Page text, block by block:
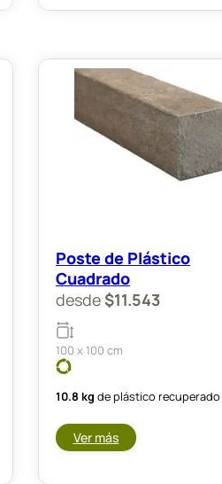
Poste de Plástico
Cuadrado
desde$11.543
100 x 100 cm
10.8 kg de plástico recuperado
Ver más